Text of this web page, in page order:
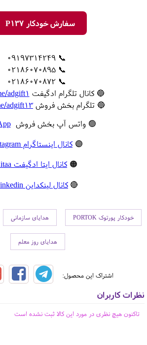
سفارش خودکار P137
📞 09197314249
📞 02186070895
📞 02186070872
🔵 کانال تلگرام ادگیفت adgift1
🔵 تلگرام بخش فروش adgift13
🟢 واتس آپ بخش فروش
🟣 کانال اینستاگرام Instagram
🟠 کانال ایتا ادگیفت Eitaa
🔴 کانال لینکداین Linkedin
خودکار پورتوک PORTOK هدایای سازمانی
هدایای روز معلم
اشتراک این محصول:
نظرات کاربران
تاکنون هیچ نظری در مورد این کالا ثبت نشده است